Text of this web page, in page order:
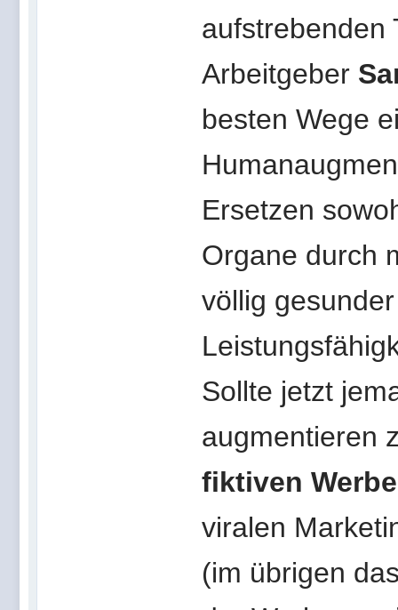
aufstrebenden
Arbeitgeber
besten Wege
Ersetzen
Organe durch
völlig
Sollte jetzt
augmentieren
fiktiven
viralen
(im übrigen